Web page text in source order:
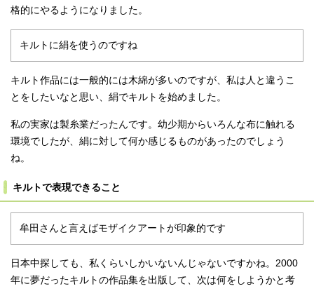
格的にやるようになりました。
キルトに絹を使うのですね
キルト作品には一般的には木綿が多いのですが、私は人と違うこ
とをしたいなと思い、絹でキルトを始めました。
私の実家は製糸業だったんです。幼少期からいろんな布に触れる
環境でしたが、絹に対して何か感じるものがあったのでしょう
ね。
キルトで表現できること
牟田さんと言えばモザイクアートが印象的です
日本中探しても、私くらいしかいないんじゃないですかね。2000
年に夢だったキルトの作品集を出版して、次は何をしようかと考